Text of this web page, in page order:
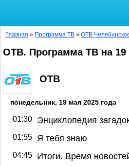
Главная » Программа ТВ » ОТВ
ОТВ. Программа ТВ на 19
ОТВ
понедельник, 19 мая 2025 года
01:30 Энциклопедия
01:55 Я тебя знаю
04:45 Итоги. Время